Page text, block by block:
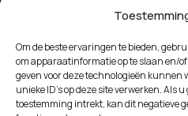
Om de beste ervaringen te bieden,
om apparaatinformatie op te slaan en/
geven voor deze technologieën kunnen
unieke ID's op deze site verwerken. Als
toestemming intrekt, kan dit negatieve
Gevallen
Diensten
Missie